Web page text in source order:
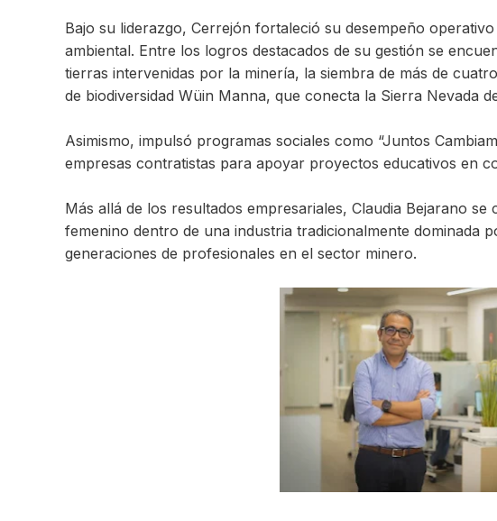
Bajo su liderazgo, Cerrejón fortaleció su desempeño
ambiental. Entre los logros destacados de su gestión se
tierras intervenidas por la minería, la siembra de más de
de biodiversidad Wüin Manna, que conecta la Sierra Nevada
Asimismo, impulsó programas sociales como “Juntos
empresas contratistas para apoyar proyectos educativos en
Más allá de los resultados empresariales, Claudia Bejarano
femenino dentro de una industria tradicionalmente dominada
generaciones de profesionales en el sector minero.